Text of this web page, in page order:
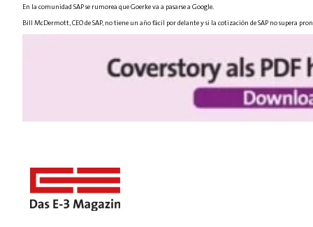
En la comunidad SAP se rumorea que Goerke va a pasarse a Google.
Bill McDermott, CEO de SAP, no tiene un año fácil por delante y si la cotización de SAP no supera